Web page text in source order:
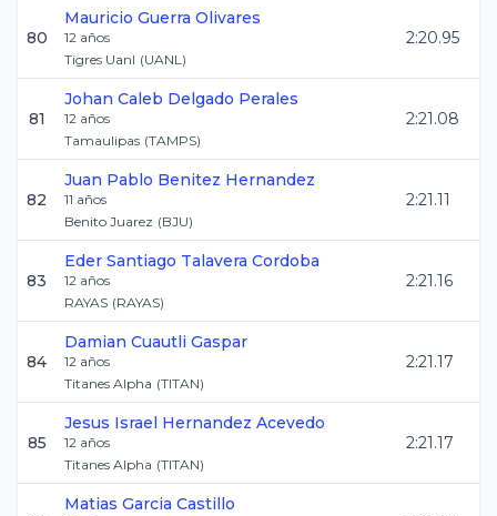
80
Mauricio Guerra Olivares
12 años
Tigres Uanl (UANL)
2:20.95
81
Johan Caleb Delgado Perales
12 años
Tamaulipas (TAMPS)
2:21.08
82
Juan Pablo Benitez Hernandez
11 años
Benito Juarez (BJU)
2:21.11
83
Eder Santiago Talavera Cordoba
12 años
RAYAS (RAYAS)
2:21.16
84
Damian Cuautli Gaspar
12 años
Titanes Alpha (TITAN)
2:21.17
85
Jesus Israel Hernandez Acevedo
12 años
Titanes Alpha (TITAN)
2:21.17
Matias Garcia Castillo